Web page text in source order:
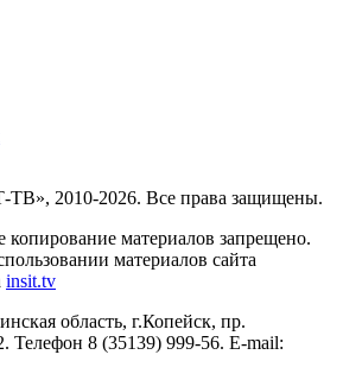
2010-2026. Все права защищены.
копирование материалов запрещено.
материалов сайта
insit.tv
область, г.Копейск, пр.
Телефон 8 (35139) 999-56. E-mail: